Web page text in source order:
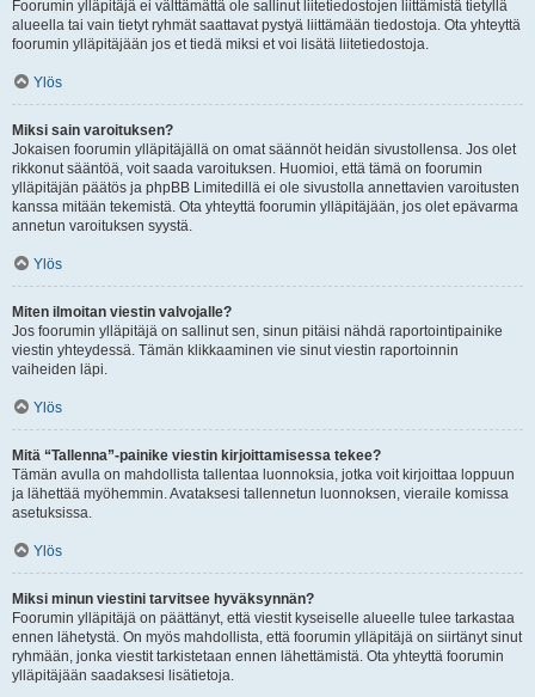
Foorumin ylläpitäjä ei välttämättä ole sallinut liitetiedostojen liittämistä tietyllä
alueella tai vain tietyt ryhmät saattavat pystyä liittämään tiedostoja. Ota yhteyttä
foorumin ylläpitäjään jos et tiedä miksi et voi lisätä liitetiedostoja.
Ylös
Miksi sain varoituksen?
Jokaisen foorumin ylläpitäjällä on omat säännöt heidän sivustollensa. Jos olet
rikkonut sääntöä, voit saada varoituksen. Huomioi, että tämä on foorumin
ylläpitäjän päätös ja phpBB Limitedillä ei ole sivustolla annettavien varoitusten
kanssa mitään tekemistä. Ota yhteyttä foorumin ylläpitäjään, jos olet epävarma
annetun varoituksen syystä.
Ylös
Miten ilmoitan viestin valvojalle?
Jos foorumin ylläpitäjä on sallinut sen, sinun pitäisi nähdä raportointipainike
viestin yhteydessä. Tämän klikkaaminen vie sinut viestin raportoinnin
vaiheiden läpi.
Ylös
Mitä “Tallenna”-painike viestin kirjoittamisessa tekee?
Tämän avulla on mahdollista tallentaa luonnoksia, jotka voit kirjoittaa loppuun
ja lähettää myöhemmin. Avataksesi tallennetun luonnoksen, vieraile komissa
asetuksissa.
Ylös
Miksi minun viestini tarvitsee hyväksynnän?
Foorumin ylläpitäjä on päättänyt, että viestit kyseiselle alueelle tulee tarkastaa
ennen lähetystä. On myös mahdollista, että foorumin ylläpitäjä on siirtänyt sinut
ryhmään, jonka viestit tarkistetaan ennen lähettämistä. Ota yhteyttä foorumin
ylläpitäjään saadaksesi lisätietoja.